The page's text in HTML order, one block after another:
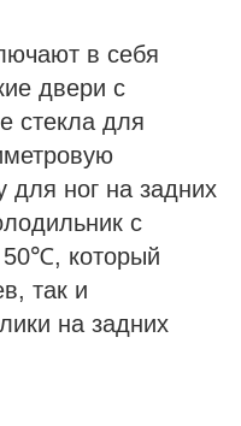
в себя
двери с
стекла для
для ног на задних
с
который
так и
на задних